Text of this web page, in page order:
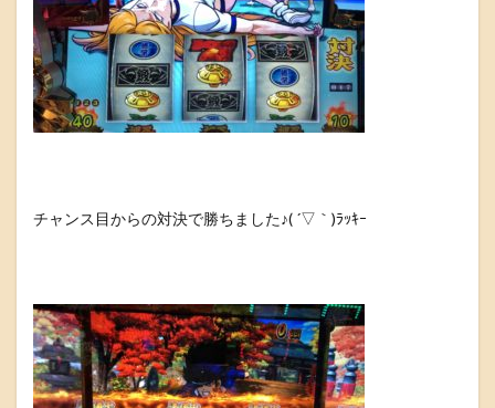
チャンス目からの対決で勝ちました♪( ´▽｀)ﾗｯｷｰ